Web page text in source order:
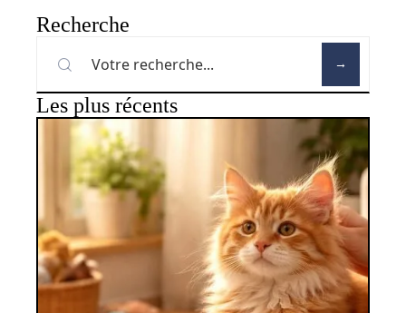
Recherche
Les plus récents